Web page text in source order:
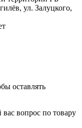
ул. Залуцкого,
оставлять
вопрос по товару